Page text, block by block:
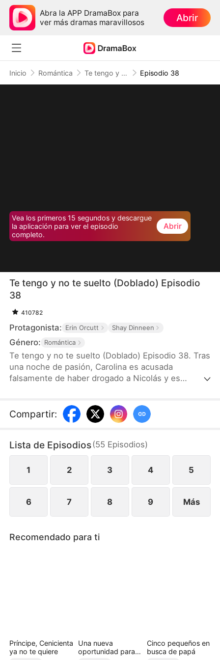
Abra la APP DramaBox para
ver más dramas maravillosos
Abrir
Inicio Romántica Te tengo y no te suelto (Doblado) Episodio 38
Vea los primeros 15 segundos y descargue
la aplicación para ver el episodio
completo.
Abrir
Te tengo y no te suelto (Doblado) Episodio
38
410782
Protagonista: Erin Orcutt Shay Dinneen
Género: Romántica
Te tengo y no te suelto (Doblado) Episodio 38. Tras
una noche de pasión, Carolina es acusada
falsamente de haber drogado a Nicolás y es
hasta que el destino la pone frente a frente con su
nuevo jefe: el mismísimo Nicolás. Debajo de su
nuevamente atraído por ella. Pero, ¿cuánto tardará
en descubrir la verdad—que Carolina ha estado
criando en secreto a su hijo?
Compartir:
Lista de Episodios(55 Episodios)
1 2 3 4 5
6 7 8 9 Más
Recomendado para ti
Príncipe, Cenicienta
ya no te quiere
Una nueva
oportunidad para
Cinco pequeños en
busca de papá